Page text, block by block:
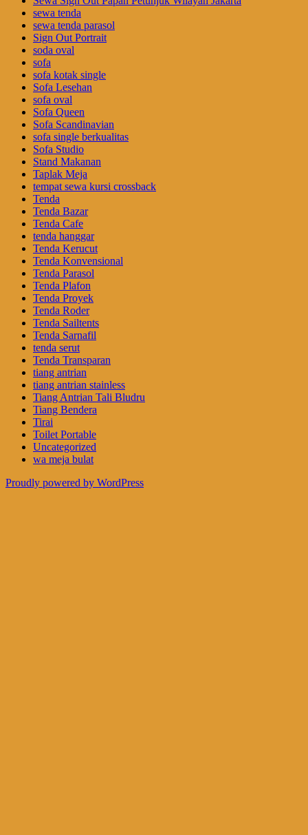
sewa tenda
sewa tenda parasol
Sign Out Portrait
soda oval
sofa
sofa kotak single
Sofa Lesehan
sofa oval
Sofa Queen
Sofa Scandinavian
sofa single berkualitas
Sofa Studio
Stand Makanan
Taplak Meja
tempat sewa kursi crossback
Tenda
Tenda Bazar
Tenda Cafe
tenda hanggar
Tenda Kerucut
Tenda Konvensional
Tenda Parasol
Tenda Plafon
Tenda Proyek
Tenda Roder
Tenda Sailtents
Tenda Sarnafil
tenda serut
Tenda Transparan
tiang antrian
tiang antrian stainless
Tiang Antrian Tali Bludru
Tiang Bendera
Tirai
Toilet Portable
Uncategorized
wa meja bulat
Proudly powered by WordPress